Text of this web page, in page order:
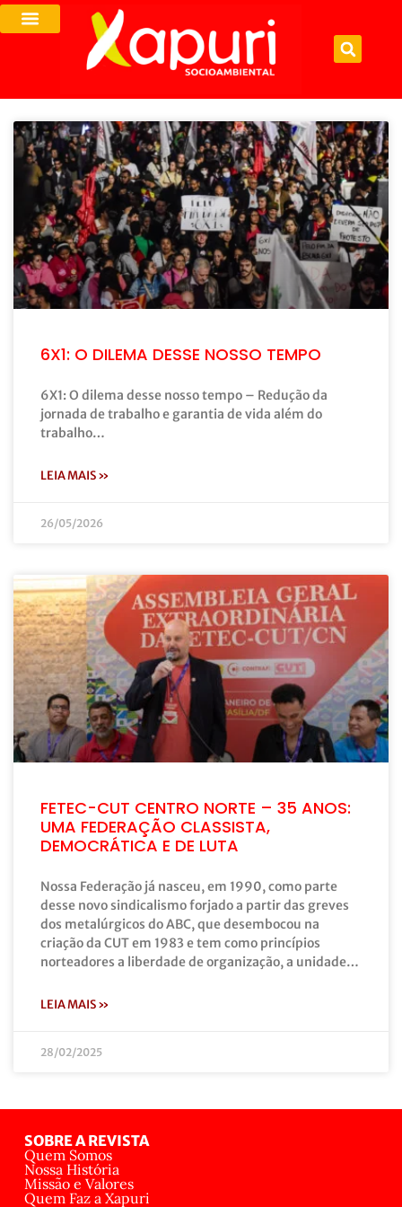
6X1: O DILEMA DESSE NOSSO TEMPO
6X1: O dilema desse nosso tempo – Redução da
jornada de trabalho e garantia de vida além do
trabalho…
LEIA MAIS »
26/05/2026
FETEC-CUT CENTRO NORTE – 35 ANOS:
UMA FEDERAÇÃO CLASSISTA,
DEMOCRÁTICA E DE LUTA
Nossa Federação já nasceu, em 1990, como parte
desse novo sindicalismo forjado a partir das greves
dos metalúrgicos do ABC, que desembocou na
criação da CUT em 1983 e tem como princípios
norteadores a liberdade de organização, a unidade…
LEIA MAIS »
28/02/2025
SOBRE A REVISTA
Quem Somos
Nossa História
Missão e Valores
Quem Faz a Xapuri